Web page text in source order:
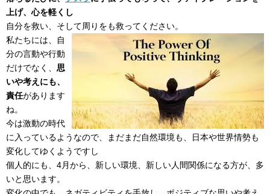
上げ、心を軽くし
自分を救い、そして周りをも救ってください。
私たちには、自
分の言動や行動
だけでなく、 思
いや考えにも、
責任があります
ね。
今は激動の時代
に入っているようなので、まだまだ自然環境も、日本や世界情勢も
変化してゆくようですし
個人的にも、4月から、新しい環境、新しい人間関係になる方が、多
いと思います。